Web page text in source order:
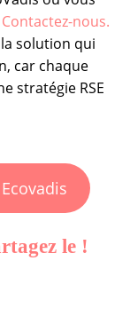
Contactez-nous.
solution qui
car chaque
stratégie RSE
le !